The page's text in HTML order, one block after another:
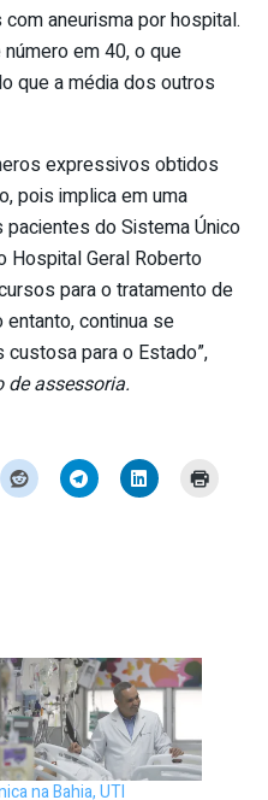
aneurisma por hospital.
em 40, o que
que a média dos outros
expressivos obtidos
pois implica em uma
do Sistema Único
Hospital Geral Roberto
para o tratamento de
entanto, continua se
para o Estado”,
assessoria.
na Bahia, UTI